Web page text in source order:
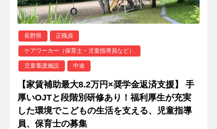
長野県 正職員
ケアワーカー（保育士・児童指導員など）
児童養護施設 中途
【家賃補助最大8.2万円×奨学金返済支援】 手
厚いOJTと段階別研修あり！福利厚生が充実
した環境でこどもの生活を支える、児童指導
員、保育士の募集